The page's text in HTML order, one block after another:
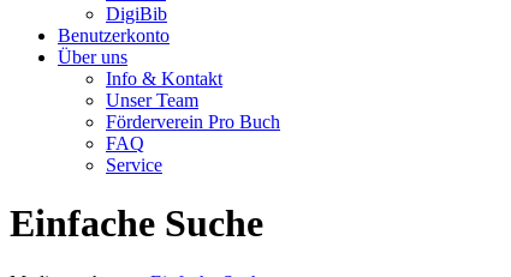
DigiBib
Benutzerkonto
Über uns
Info & Kontakt
Unser Team
Förderverein Pro Buch
FAQ
Service
Einfache Suche